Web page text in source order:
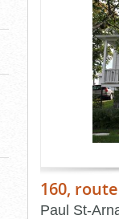
l'onglet
160,
Paul St-